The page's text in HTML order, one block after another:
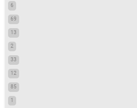
6
69
13
2
33
12
85
1